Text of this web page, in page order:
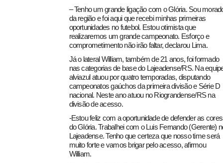
– Tenho um grande ligação com o Glória. Sou
da região e foi aqui que recebi minhas primeiras
oportunidades no futebol. Estou otimista que
realizaremos um grande campeonato. Esforço e
comprometimento não irão faltar, declarou Lima.
Já o lateral William, também de 21 anos, foi formado
nas categorias de base do Lajeadense/RS. Na
alviazul atuou por quatro temporadas, disputando
campeonatos gaúchos da primeira divisão e Série D
nacional. Neste ano atuou no Riograndense/RS na
divisão de acesso.
-Estou feliz com a oportunidade de defender as cores
do Glória. Trabalhei com o Luis Fernando (Gerente)
Lajeadense. Tenho que certeza que nosso time será
muito forte e vamos brigar pelo acesso, afirmou
William.